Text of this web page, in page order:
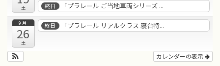
土 終日 「プラレール ご当地車両シリーズ ...
9月
26
土
終日 「プラレール リアルクラス 寝台特...
カレンダーの表示